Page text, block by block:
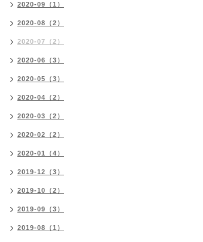
2020-09（1）
2020-08（2）
2020-07（2）
2020-06（3）
2020-05（3）
2020-04（2）
2020-03（2）
2020-02（2）
2020-01（4）
2019-12（3）
2019-10（2）
2019-09（3）
2019-08（1）